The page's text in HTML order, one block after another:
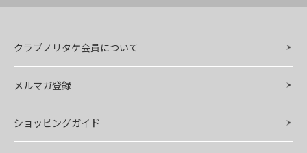
クラブノリタケ会員について
メルマガ登録
ショッピングガイド